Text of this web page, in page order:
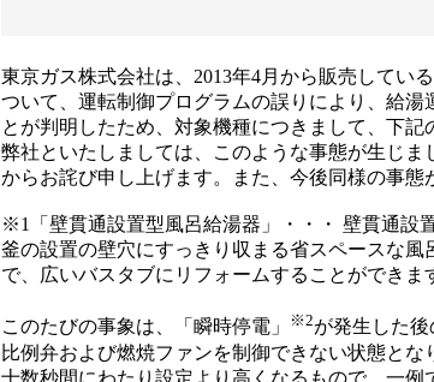
東京ガス株式会社は、2013年4月から販売してい
ついて、運転制御プログラムの誤りにより、給
とが判明したため、対象機種につきまして、下記
弊社といたしましては、このような事態が生じ
からお詫び申し上げます。また、今後同様の事態
※1「壁貫通設置型風呂給湯器」・・・ 壁貫通設
釜の設置の壁穴にすっきり収まる省スペースな
で、広いバスタブにリフォームすることができま
このたびの事象は、「瞬時停電」 ※2が発生した
比例弁および燃焼ファンを制御できない状態と
十数秒間にわたり設定より高くなるもので、一